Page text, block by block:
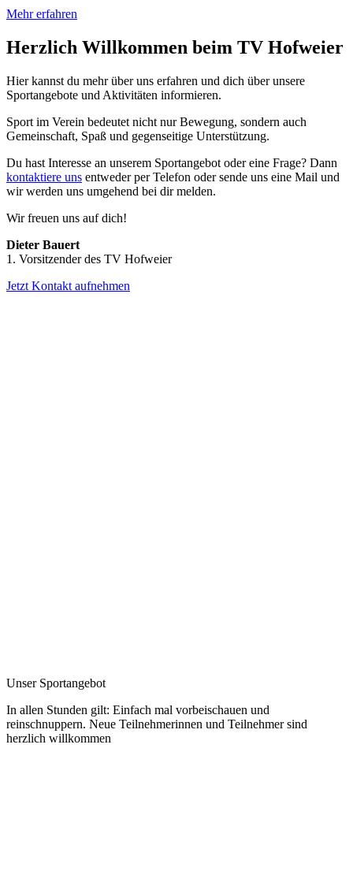
Mehr erfahren
Herzlich Willkommen beim TV Hofweier
Hier kannst du mehr über uns erfahren und dich über unsere
Sportangebote und Aktivitäten informieren.
Sport im Verein bedeutet nicht nur Bewegung, sondern auch
Gemeinschaft, Spaß und gegenseitige Unterstützung.
Du hast Interesse an unserem Sportangebot oder eine Frage? Dann
kontaktiere uns entweder per Telefon oder sende uns eine Mail und
wir werden uns umgehend bei dir melden.
Wir freuen uns auf dich!
Dieter Bauert
1. Vorsitzender des TV Hofweier
Jetzt Kontakt aufnehmen
Unser Sportangebot
In allen Stunden gilt: Einfach mal vorbeischauen und
reinschnuppern. Neue Teilnehmerinnen und Teilnehmer sind
herzlich willkommen